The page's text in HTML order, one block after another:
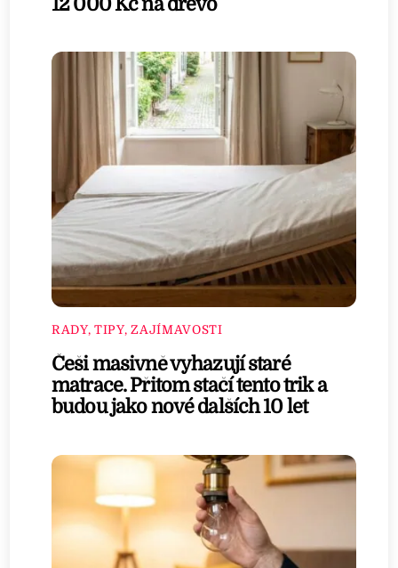
RADY, TIPY, ZAJÍMAVOSTI
Češi masivně vyhazují staré
matrace. Přitom stačí tento trik a
budou jako nové dalších 10 let